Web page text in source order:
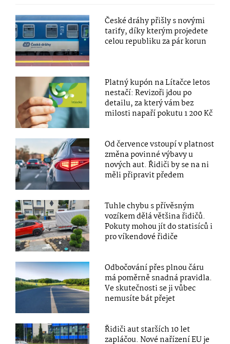
České dráhy přišly s novými
tarify, díky kterým projedete
celou republiku za pár korun
Platný kupón na Lítačce letos
nestačí: Revizoři jdou po
detailu, za který vám bez
milosti napaří pokutu 1 200 Kč
Od července vstoupí v platnost
změna povinné výbavy u
nových aut. Řidiči by se na ni
měli připravit předem
Tuhle chybu s přívěsným
vozíkem dělá většina řidičů.
Pokuty mohou jít do statisíců i
pro víkendové řidiče
Odbočování přes plnou čáru
má poměrně snadná pravidla.
Ve skutečnosti se ji vůbec
nemusíte bát přejet
Řidiči aut starších 10 let
zapláčou. Nové nařízení EU je